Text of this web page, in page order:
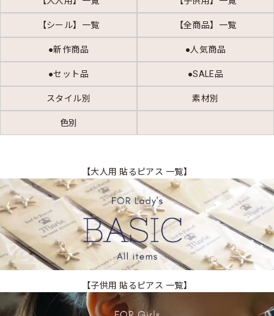
【シール】一覧 【全商品】一覧
●新作商品 ●人気商品
●セット品 ●SALE品
スタイル別 素材別
色別
【大人用 貼るピアス 一覧】
【子供用 貼るピアス 一覧】